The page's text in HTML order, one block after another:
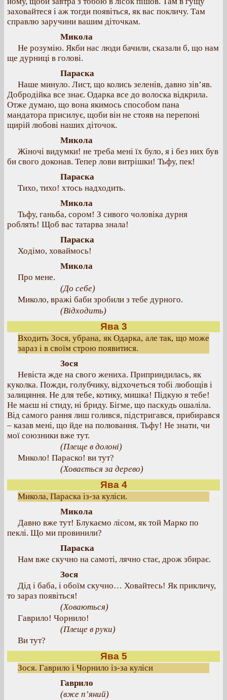
заховайтеся і аж тогди появіться, як вас покличу. Там
справлю заручини вашим діточкам.
Микола
Не розумію. Якби нас люди бачили, сказали б, що нам
ще дурниці в голові.
Параска
Наше минуло. Лист, що колись зеленів, давно зів’яв.
Добродійка все знає. Одарка все до волоска відкрила.
Отже думаю, що вона якимось способом пана
мандатора присилує, щоби він не стояв на перепоні
щирій любові наших діточок.
Микола
Жіночі видумки! не треба мені їх було, я і без них був
би свого доконав. Тепер лови витрішки! Тьфу, пек!
Параска
Тихо, тихо! хтось надходить.
Микола
Тьфу, ганьба, сором! З сивого чоловіка дурня
роблять! Щоб вас татарва знала!
Параска
Ходімо, ховаймось!
Микола
Про мене.
(До себе)
Миколо, вражі баби зробили з тебе дурного.
(Відходить)
Ява 3
Входить Зося, убрана, як Одарка, але так, що може
зараз і в своїм строю появитися.
Зося
Невіста жде на свого жениха. Приприндилась, як
куколка. Пожди, голубчику, відхочеться тобі любощів і
залицяння. Не для тебе, котику, мишка! Підкую я тебе!
Не маєш ні стиду, ні бриду. Бігме, що паскудь ошаліла.
Від самого рання лиш голився, підстригався, прибирався
– казав мені, що йде на полювання. Тьфу! Не знати, чи
мої союзники вже тут.
(Плеще в долоні)
Миколо! Параско! ви тут?
(Ховається за дерево)
Ява 4
Микола, Параска із-за куліси.
Микола
Давно вже тут! Блукаємо лісом, як той Марко по
пеклі. Що ми провинили?
Параска
Нам вже скучно на самоті, лячно стає, дрож збирає.
Зося
Дід і баба, і обоїм скучно… Ховайтесь! Як прикличу,
то зараз появіться!
(Ховаються)
Гаврило! Чорнило!
(Плеще в руки)
Ви тут?
Ява 5
Зося. Гаврило і Чорнило із-за куліси
Гаврило
(вже п’яний)